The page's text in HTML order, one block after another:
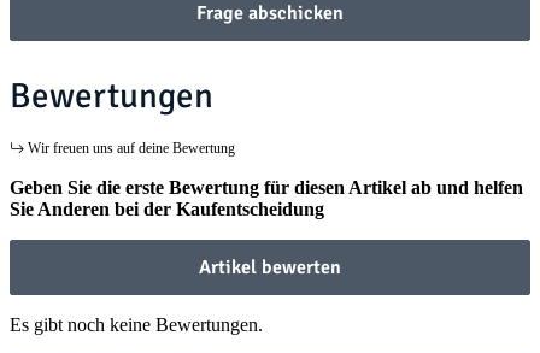
Frage abschicken
Bewertungen
Wir freuen uns auf deine Bewertung
Geben Sie die erste Bewertung für diesen Artikel ab und helfen
Sie Anderen bei der Kaufentscheidung
Artikel bewerten
Es gibt noch keine Bewertungen.